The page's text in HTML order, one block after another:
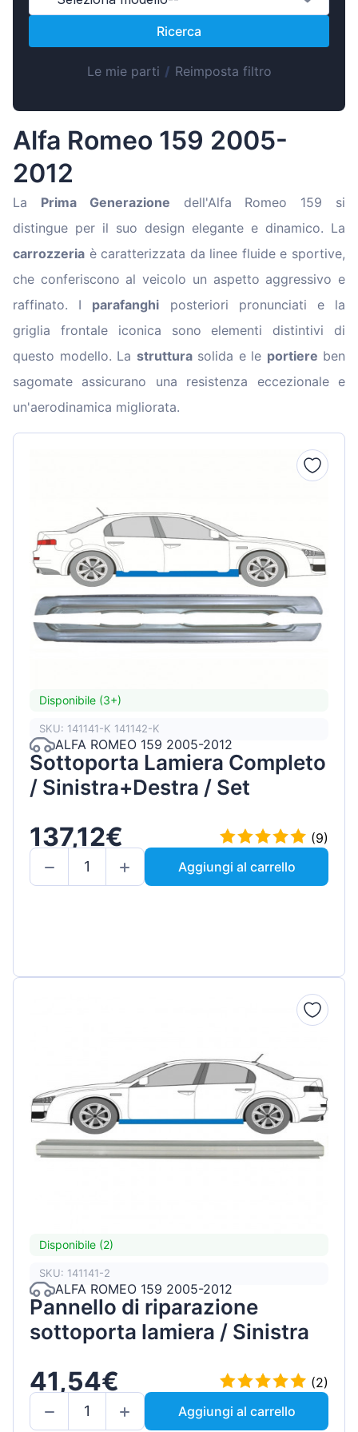
Lietuvių
Slovenian
Latvian
Ricerca
Le mie parti / Reimposta filtro
Alfa Romeo 159 2005-
2012
La Prima Generazione dell'Alfa Romeo 159 si
distingue per il suo design elegante e dinamico. La
carrozzeria è caratterizzata da linee fluide e sportive,
che conferiscono al veicolo un aspetto aggressivo e
raffinato. I parafanghi posteriori pronunciati e la
griglia frontale iconica sono elementi distintivi di
questo modello. La strutturasolida e le portiere ben
sagomate assicurano una resistenza eccezionale e
un'aerodinamica migliorata.
Disponibile (3+)
SKU: 141141-K 141142-K
ALFA ROMEO 159 2005-2012
Sottoporta Lamiera Completo
/ Sinistra+Destra / Set
137,12€
(9)
Aggiungi al carrello
Disponibile (2)
SKU: 141141-2
ALFA ROMEO 159 2005-2012
Pannello di riparazione
sottoporta lamiera / Sinistra
41,54€
(2)
Aggiungi al carrello